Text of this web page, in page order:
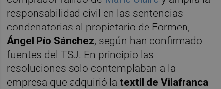
responsabilidad civil en las sentencias
condenatorias al propietario de Formen,
Ángel Pío Sánchez, según han confirmado
fuentes del TSJ. En principio las
resoluciones solo contemplaban a la
empresa que adquirió la textil de Vilafranca